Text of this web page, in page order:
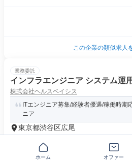
この企業の類似求人
業務委託
インフラエンジニア システム運
株式会社ヘルスベイシス
ITエンジニア募集/経験者優遇/稼働時期
ニア
東京都渋谷区広尾
求める人材: 【スキル】 ・システ
営業、ベンダーなど様々な...
ホーム オファー